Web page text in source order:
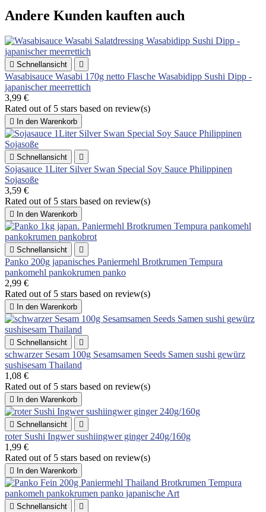
Andere Kunden kauften auch
 Schnellansicht 
Wasabisauce Wasabi 170g netto Flasche Wasabidipp Sushi Dipp -
japanischer meerrettich
3,99 €
Rated out of 5 stars based on review(s)
 In den Warenkorb
 Schnellansicht 
Sojasauce 1Liter Silver Swan Special Soy Sauce Philippinen
Sojasoße
3,59 €
Rated out of 5 stars based on review(s)
 In den Warenkorb
 Schnellansicht 
Panko 200g japanisches Paniermehl Brotkrumen Tempura
pankomehl pankokrumen panko
2,99 €
Rated out of 5 stars based on review(s)
 In den Warenkorb
 Schnellansicht 
schwarzer Sesam 100g Sesamsamen Seeds Samen sushi gewürz
sushisesam Thailand
1,08 €
Rated out of 5 stars based on review(s)
 In den Warenkorb
 Schnellansicht 
roter Sushi Ingwer sushiingwer ginger 240g/160g
1,99 €
Rated out of 5 stars based on review(s)
 In den Warenkorb
 Schnellansicht 